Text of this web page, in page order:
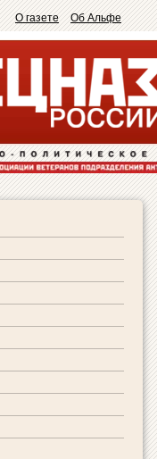
О газете Об Альфе